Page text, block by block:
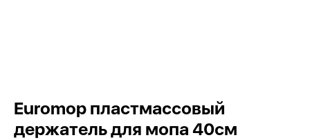
Euromop пластмассовый
держатель для мопа 40см